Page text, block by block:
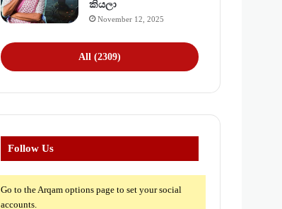
කියලා
November 12, 2025
All (2309)
Follow Us
Go to the Arqam options page to set your social
accounts.